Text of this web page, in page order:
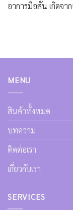
อาการมือสั่น เกิดจา
MENU
สินค้าทั้งหมด
บทความ
ติดต่อเรา
เกี่ยวกับเรา
SERVICES